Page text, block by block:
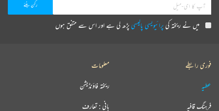
میں نے ریختہ کیپرائیویسی پالیسیپڑھ لی ہے اور اس سے متفق ہوں
فوری رابطے
عطیہ
فرہنگ قافیہ
معلومات
ریختہ فاؤنڈیشن
بانی : تعارف